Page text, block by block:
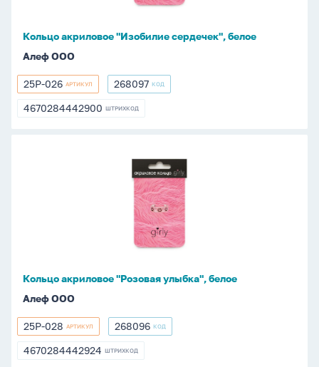
Кольцо акриловое "Изобилие сердечек", белое
Алеф ООО
25P-
026
25P-026 АРТИКУЛ 268097
268097 КОД
4670284442900
4670284442900 ШТРИХКОД
Кольцо акриловое "Розовая улыбка", белое
Алеф ООО
25P-
028
25P-028 АРТИКУЛ 268096
268096 КОД
4670284442924
4670284442924 ШТРИХКОД